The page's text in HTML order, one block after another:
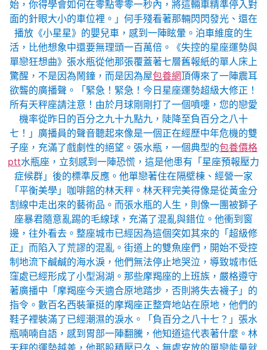
始，你得學會如何在零點零零一秒內，將這輛車精準停入對
面的針眼大小的車位裡。」何手殘看著那輛閃閃發光、還在
播放《小星星》的嬰兒車，感到一陣眩暈。泊車維度的生
活，比他想象中還要無理頭一百萬倍。《失控的星座運勢與
單戀狂想曲》張水瓶從他那張覆蓋著七層舊報紙的單人床上
驚醒，不是因為鬧鐘，而是因為屋包養網頂傳來了一陣震耳
欲聾的廣播聲。「緊急！緊急！今日星座運勢超級大修正！
所有天秤座請注意！由於月球剛剛打了一個噴嚏，您的戀愛
機率從昨日的百分之九十九點九，陡降至負百分之八十
七！」廣播員的聲音聽起來像是一個正在經歷中年危機的雙
子座，充滿了戲劇性的絕望。張水瓶，一個典型的包養價格
ptt水瓶座，立刻感到一陣恐慌，這是他患有「星座預報壓力
症候群」後的標準反應。他單戀著住在隔壁棟、經營一家
「平衡美學」咖啡館的林天秤。林天秤完美得像是從黃金分
割線中走出來的藝術品。而張水瓶的人生，則像一團被獅子
座暴君隨意亂踢的毛線球，充滿了混亂與錯位。他衝到窗
邊，往外看去。整座城市已經因為這個突如其來的「超級修
正」而陷入了荒謬的混亂。街道上的雙魚座們，開始不受控
制地流下鹹鹹的海水淚，他們無法停止地哭泣，導致城市低
窪處已經形成了小型潟湖。那些摩羯座的上班族，嚴格遵守
著廣播中「摩羯座今天適合原地踏步，否則將失去襪子」的
指令。數百名西裝筆挺的摩羯座正整齊地站在原地，他們的
鞋子裡裝滿了已經潮濕的淚水。「負百分之八十七？」張水
瓶喃喃自語，感到胃部一陣翻騰，他知道這代表著什麼。林